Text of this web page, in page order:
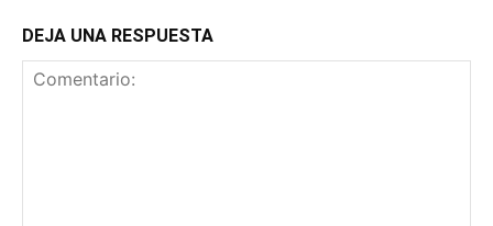
DEJA UNA RESPUESTA